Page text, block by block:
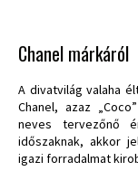
Chanel márkáról
A divatvilág valaha
Chanel, azaz
neves tervezőnő
időszaknak, akkor
igazi forradalmat